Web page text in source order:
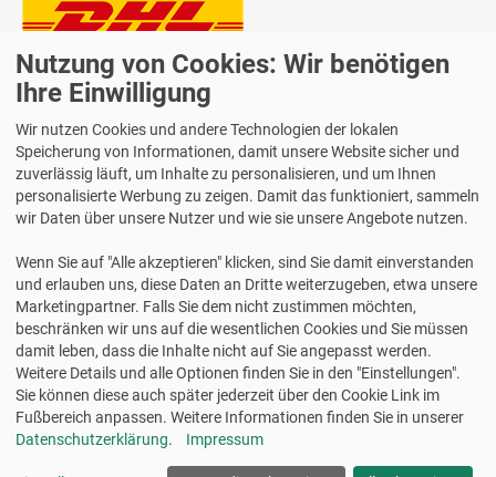
Lieferung auch an Packstationen und Postfilialen
Samstagszustellung
Bequeme Zahlung über Paypal
2 Jahre Gewährleistung
Alle Texte, Grafiken, Bilder und das Layout sind urheberrechtlich
geschützt und dürfen nicht ohne ausdrückliche, schriftliche
Erlaubnis weiterverwendet werden.
© 2026 bits&paper GmbH - Avery Zweckform Fachshop - Avery
Zweckform L4737REV-25 Universal-Etiketten, 63,5 x 29,6 mm
Nutzung von Cookies: Wir benötigen
Ihre Einwilligung
Wir nutzen Cookies und andere Technologien der lokalen
Speicherung von Informationen, damit unsere Website sicher und
zuverlässig läuft, um Inhalte zu personalisieren, und um Ihnen
personalisierte Werbung zu zeigen. Damit das funktioniert, sammeln
wir Daten über unsere Nutzer und wie sie unsere Angebote nutzen.
Wenn Sie auf "Alle akzeptieren" klicken, sind Sie damit einverstanden
und erlauben uns, diese Daten an Dritte weiterzugeben, etwa unsere
Marketingpartner. Falls Sie dem nicht zustimmen möchten,
beschränken wir uns auf die wesentlichen Cookies und Sie müssen
damit leben, dass die Inhalte nicht auf Sie angepasst werden.
Weitere Details und alle Optionen finden Sie in den "Einstellungen".
Sie können diese auch später jederzeit über den Cookie Link im
Fußbereich anpassen. Weitere Informationen finden Sie in unserer
Datenschutzerklärung. Impressum